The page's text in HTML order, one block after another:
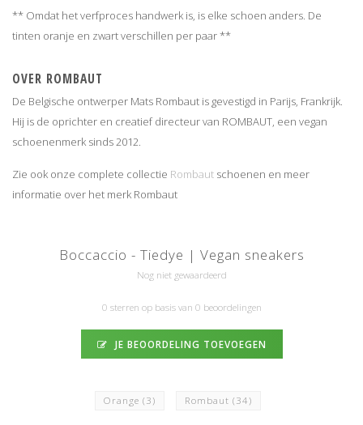
** Omdat het verfproces handwerk is, is elke schoen anders. De
tinten oranje en zwart verschillen per paar **
OVER ROMBAUT
De Belgische ontwerper Mats Rombaut is gevestigd in Parijs, Frankrijk.
Hij is de oprichter en creatief directeur van ROMBAUT, een vegan
schoenenmerk sinds 2012.
Zie ook onze complete collectie Rombaut schoenen en meer
informatie over het merk Rombaut
Boccaccio - Tiedye | Vegan sneakers
Nog niet gewaardeerd
0 sterren op basis van 0 beoordelingen
JE BEOORDELING TOEVOEGEN
Orange (3) Rombaut (34)